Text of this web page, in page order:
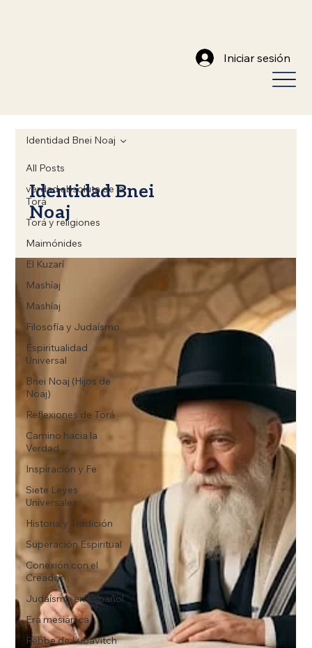
Iniciar sesión
All Posts
verdad absoluta de la
Torá
Torá y religiones
Maimónides
El Kuzarí
Mashíaj
Mashíaj
Filosofía y Judaísmo
Espiritualidad
Universal
Bnei Noaj (Hijos de
Noaj)
Reflexiones de Torá
Camino hacia la
Verdad
Inspiración y Fe
Siete Leyes
Universales
Historia y Tradición
Superación Espiritual
Conexión con el
Creador
Judaísmo en Español
Era mesiánica
Rebbe de Lubavitch
Identidad Bnei Noaj
Identidad Bnei
Noaj